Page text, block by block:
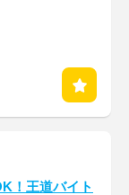
！王道バイト